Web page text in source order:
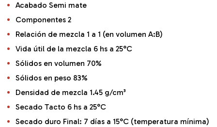
Acabado Semi mate
Componentes 2
Relación de mezcla 1 a 1 (en volumen A:B)
Vida útil de la mezcla 6 hs a 25°C
Sólidos en volumen 70%
Sólidos en peso 83%
Densidad de mezcla 1.45 g/cm³
Secado Tacto 6 hs a 25°C
Secado duro Final: 7 días a 15°C (temperatura mínima)